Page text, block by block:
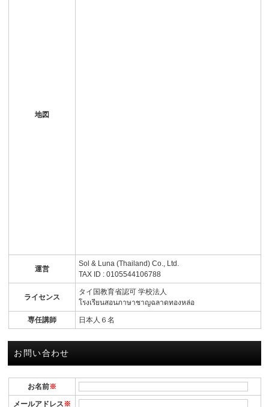
地図
運営
Sol & Luna (Thailand) Co., Ltd.
TAX ID : 0105544106788
ライセンス
タイ国教育省認可 学校法人
โรงเรียนสอนภาษาชาญฉลาดทองหล่อ
専任講師 日本人６名
お問い合わせ
お名前※
メールアドレス※